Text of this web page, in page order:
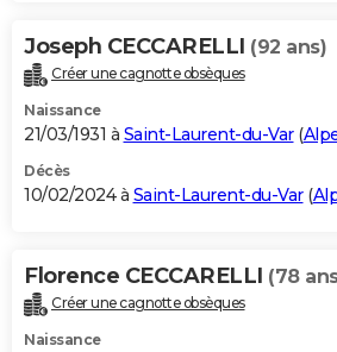
Joseph CECCARELLI (92 ans)
Créer une cagnotte obsèques
Naissance
21/03/1931 à Saint-Laurent-du-Var(
Décès
10/02/2024 à Saint-Laurent-du-Var(
Florence CECCARELLI (78
Créer une cagnotte obsèques
Naissance